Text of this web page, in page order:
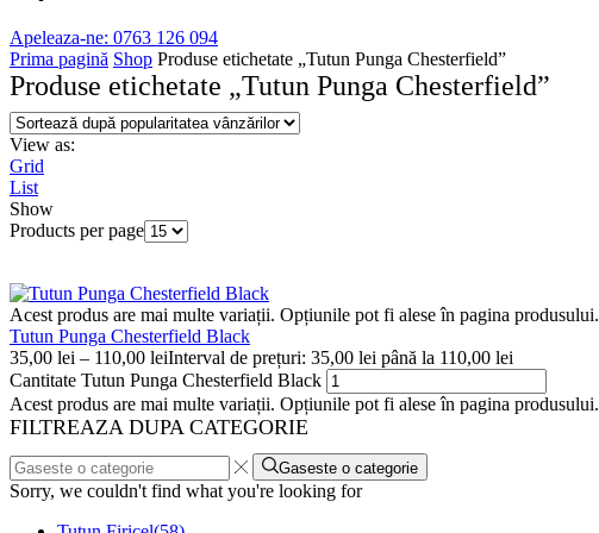
Apeleaza-ne: 0763 126 094
Prima pagină Shop Produse etichetate „Tutun Punga Chesterfield”
Produse etichetate „Tutun Punga Chesterfield”
View as:
Grid
List
Show
Products per page
Acest produs are mai multe variații. Opțiunile pot fi alese în pagina produsului.
Tutun Punga Chesterfield Black
35,00 lei – 110,00 leiInterval de prețuri: 35,00 lei până la 110,00 lei
Cantitate Tutun Punga Chesterfield Black
Acest produs are mai multe variații. Opțiunile pot fi alese în pagina produsului.
FILTREAZA DUPA CATEGORIE
Gaseste o categorie
Sorry, we couldn't find what you're looking for